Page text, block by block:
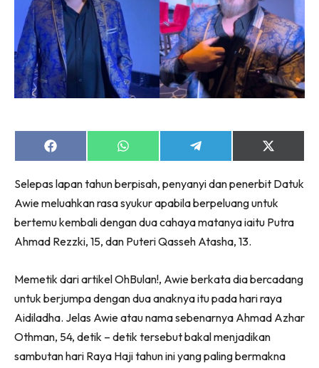
Share
on
Share
on
Share
on
Share
on
(Twitter)
Selepas lapan tahun berpisah, penyanyi dan penerbit Datuk
Awie meluahkan rasa syukur apabila berpeluang untuk
bertemu kembali dengan dua cahaya matanya iaitu Putra
Ahmad Rezzki, 15, dan Puteri Qasseh Atasha, 13.
Memetik dari artikel OhBulan!, Awie berkata dia bercadang
untuk berjumpa dengan dua anaknya itu pada hari raya
Aidiladha. Jelas Awie atau nama sebenarnya Ahmad Azhar
Othman, 54, detik – detik tersebut bakal menjadikan
sambutan hari Raya Haji tahun ini yang paling bermakna